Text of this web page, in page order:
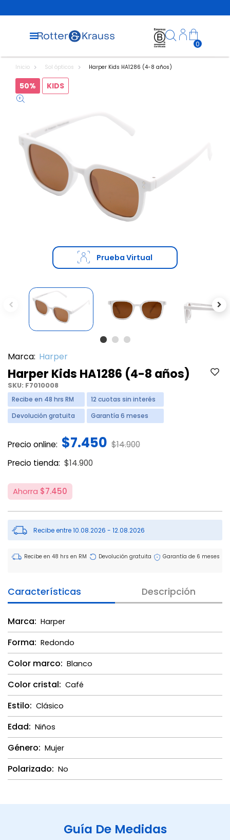
0
Inicio Sol ópticos Harper Kids HA1286 (4-8 años)
50% KIDS
Prueba Virtual
Previous
Marca: Harper
Harper Kids HA1286 (4-8 años)
SKU: F7010008
Recibe en 48 hrs RM
12 cuotas sin interés
Devolución gratuita
Garantía 6 meses
Precio online: $7.450 Price reduced from
$14.900to
Precio tienda:
Price reduced from
$14.900
Ahorra $7.450
Recibe entre 10.08.2026 - 12.08.2026
Recibe en 48 hrs en RM Devolución gratuita Garantía de 6 meses
Características Descripción
Marca: Harper
Forma: Redondo
Color marco: Blanco
Color cristal: Café
Estilo: Clásico
Edad: Niños
Género: Mujer
Polarizado: No
Guía De Medidas